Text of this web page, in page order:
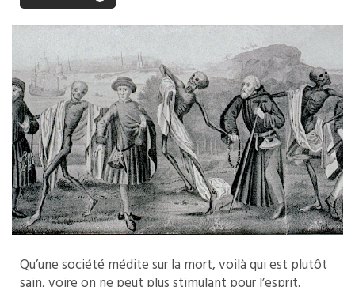
Qu’une société médite sur la mort, voilà qui est plutôt